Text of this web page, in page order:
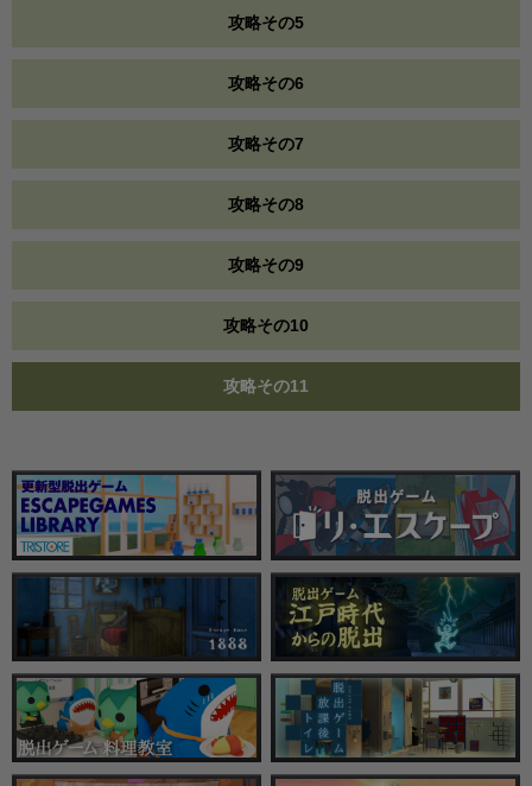
攻略その5
攻略その6
攻略その7
攻略その8
攻略その9
攻略その10
攻略その11